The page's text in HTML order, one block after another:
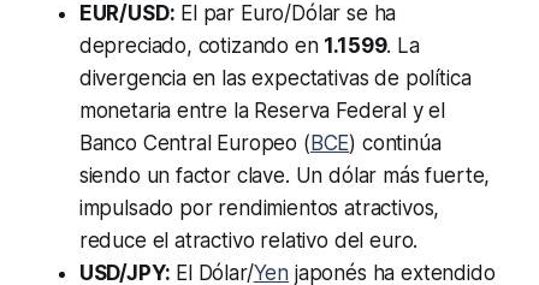
EUR/USD: El par Euro/Dólar se ha
depreciado, cotizando en 1.1599. La
divergencia en las expectativas de política
monetaria entre la Reserva Federal y el
Banco Central Europeo ( BCE) continúa
siendo un factor clave. Un dólar más fuerte,
impulsado por rendimientos atractivos,
reduce el atractivo relativo del euro.
USD/JPY: El Dólar/Yen japonés ha extendido